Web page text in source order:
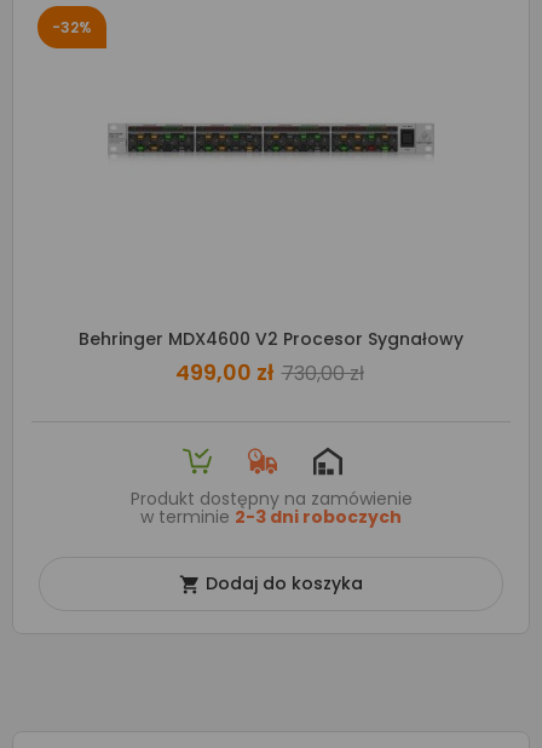
-32%
Behringer MDX4600 V2 Procesor Sygnałowy
499,00 zł 730,00 zł
Produkt dostępny na zamówienie
w terminie 2-3 dni roboczych
 Dodaj do koszyka